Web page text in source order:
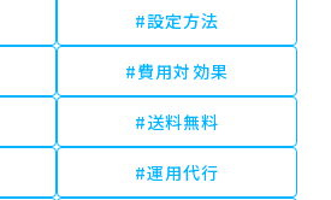
#設定方法
#費用対効果
#送料無料
#運用代行